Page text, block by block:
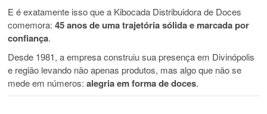
E é exatamente isso que a Kibocada Distribuidora de Doces
comemora:45 anos de uma trajetória sólida e marcada por
confiança.
Desde 1981, a empresa construiu sua presença em Divinópolis
e região levando não apenas produtos, mas algo que não se
mede em números:alegria em forma de doces.